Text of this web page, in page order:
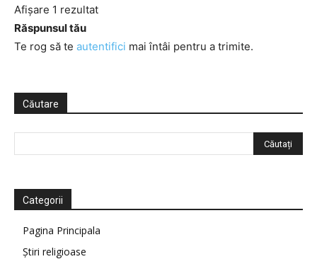
Afișare 1 rezultat
Răspunsul tău
Te rog să te autentifici mai întâi pentru a trimite.
Căutare
Categorii
Pagina Principala
Știri religioase